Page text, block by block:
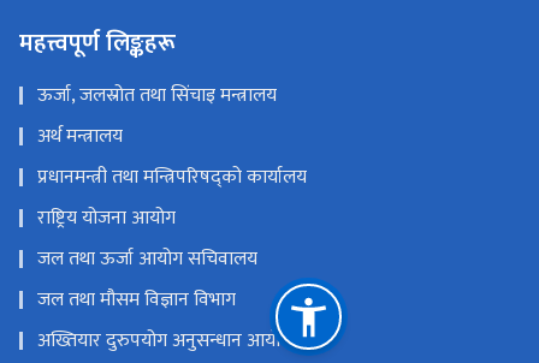
महत्त्वपूर्ण लिङ्कहरू
ऊर्जा, जलस्रोत तथा सिंचाइ मन्त्रालय
अर्थ मन्त्रालय
प्रधानमन्त्री तथा मन्त्रिपरिषद्को कार्यालय
राष्ट्रिय योजना आयोग
जल तथा ऊर्जा आयोग सचिवालय
जल तथा मौसम विज्ञान विभाग
अख्तियार दुरुपयोग अनुसन्धान आयोग